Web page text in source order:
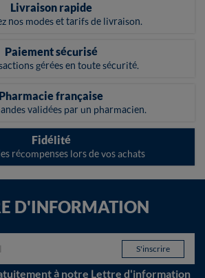
Livraison rapide
nos modes et tarifs de livraison.
Paiement sécurisé
gérées en toute sécurité.
Pharmacie française
validées par un pharmacien.
Fidélité
récompenses lors de vos achats
D'INFORMATION
à notre Lettre d'information